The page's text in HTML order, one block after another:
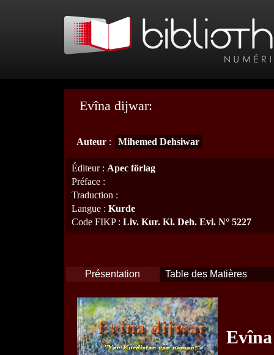
Evîna dijwar:
Auteur : Mihemed Dehsiwar
Éditeur: Apec förlag
Préface :
Traduction :
Langue : Kurde
Code FIKP: Liv. Kur. Kl. Deh. Evi. N° 5227
Présentation Table des Matières